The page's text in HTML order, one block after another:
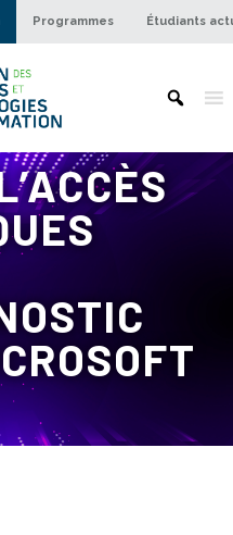
Programmes Étudiants